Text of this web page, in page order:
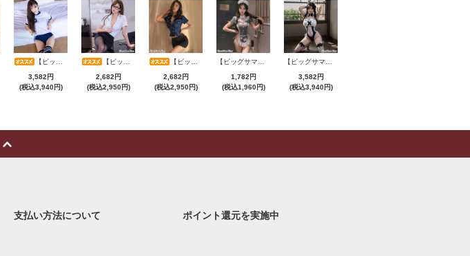
【ビッグサマーセール対象品】セクシーコスプレ(SEXYCOSPLAY) 199
3,582円
(税込3,940円)
【ビッグサマーセール対象品】セクシーコスプレ(SEXYCOSPLAY) 4070
2,682円
(税込2,950円)
【ビッグサマーセール対象品】セクシーコスプレ(SEXYCOSPLAY) 2775
2,682円
(税込2,950円)
1,782円
(税込1,960円)
3,582円
(税込3,940円)
支払い方法について ポイント還元を実施中